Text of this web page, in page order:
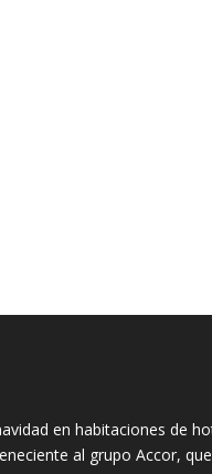
en habitaciones de
al grupo Accor, que